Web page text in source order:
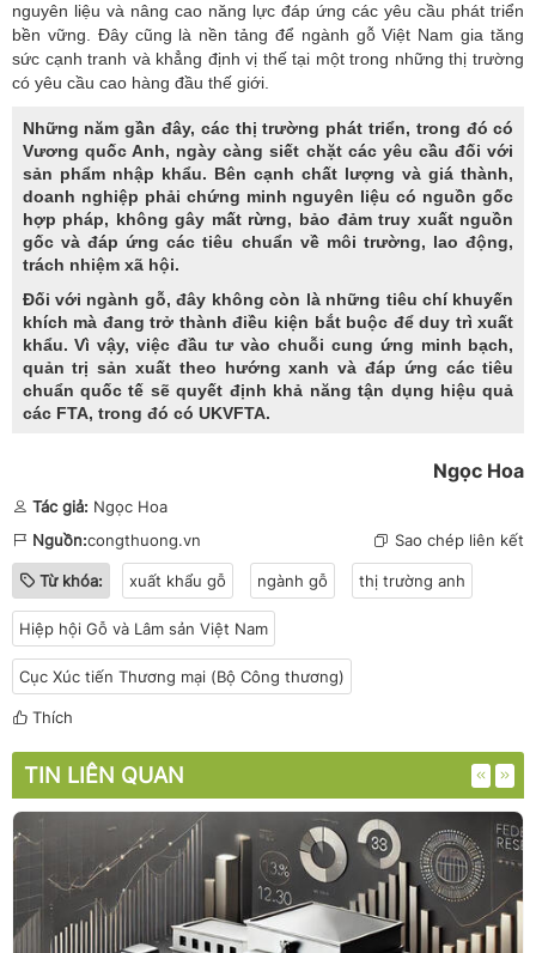
nguyên liệu và nâng cao năng lực đáp ứng các yêu cầu phát triển
bền vững. Đây cũng là nền tảng để ngành gỗ Việt Nam gia tăng
sức cạnh tranh và khẳng định vị thế tại một trong những thị trường
có yêu cầu cao hàng đầu thế giới.
Những năm gần đây, các thị trường phát triển, trong đó có
Vương quốc Anh, ngày càng siết chặt các yêu cầu đối với
sản phẩm nhập khẩu. Bên cạnh chất lượng và giá thành,
doanh nghiệp phải chứng minh nguyên liệu có nguồn gốc
hợp pháp, không gây mất rừng, bảo đảm truy xuất nguồn
gốc và đáp ứng các tiêu chuẩn về môi trường, lao động,
trách nhiệm xã hội.
Đối với ngành gỗ, đây không còn là những tiêu chí khuyến
khích mà đang trở thành điều kiện bắt buộc để duy trì xuất
khẩu. Vì vậy, việc đầu tư vào chuỗi cung ứng minh bạch,
quản trị sản xuất theo hướng xanh và đáp ứng các tiêu
chuẩn quốc tế sẽ quyết định khả năng tận dụng hiệu quả
các FTA, trong đó có UKVFTA.
Ngọc Hoa
Tác giả: Ngọc Hoa
Nguồn:congthuong.vn Sao chép liên kết
Từ khóa: xuất khẩu gỗ ngành gỗ thị trường anh
Hiệp hội Gỗ và Lâm sản Việt Nam
Cục Xúc tiến Thương mại (Bộ Công thương)
Thích
TIN LIÊN QUAN